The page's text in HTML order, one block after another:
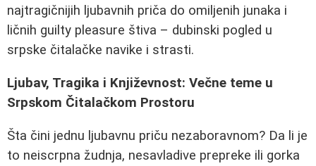
najtragičnijih ljubavnih priča do omiljenih junaka i
ličnih guilty pleasure štiva – dubinski pogled u
srpske čitalačke navike i strasti.
Ljubav, Tragika i Književnost: Večne teme u
Srpskom Čitalačkom Prostoru
Šta čini jednu ljubavnu priču nezaboravnom? Da li je
to neiscrpna žudnja, nesavladive prepreke ili gorka